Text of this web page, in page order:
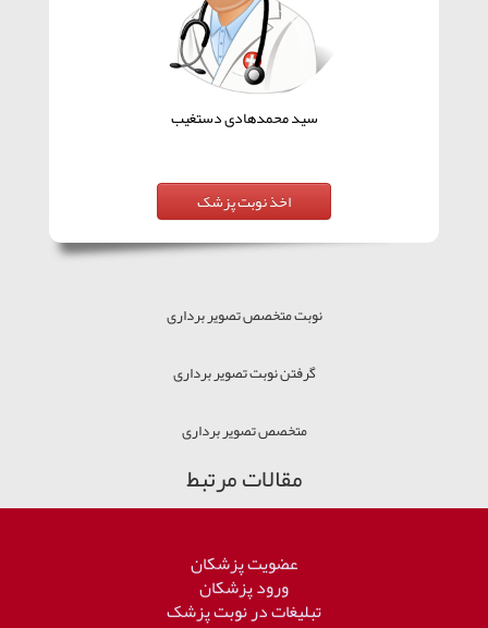
سید محمدهادی دستغیب
نوبت متخصص تصویر برداری
گرفتن نوبت تصویر برداری
متخصص تصویر برداری
مقالات مرتبط
عضویت پزشکان
ورود پزشکان
تبلیغات در نوبت پزشک